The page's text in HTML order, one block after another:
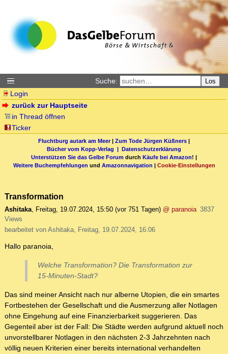
Suche: Los
Login
zurück zur Hauptseite
in Thread öffnen
Ticker
Fluchtburg autark am Meer| Zum Tode Jürgen Küßners |
Bücher vom Kopp-Verlag | Datenschutzerklärung
Unterstützen Sie das Gelbe Forum durch Käufe bei Amazon! |
Weitere Buchempfehlungen und Amazonnavigation | Cookie-Einstellungen
Transformation
Ashitaka, Freitag, 19.07.2024, 15:50 (vor 751 Tagen) @ paranoia 3837
Views
bearbeitet von Ashitaka, Freitag, 19.07.2024, 16:06
Hallo paranoia,
Welche Transformation? Die Transformation zur
15-Minuten-Stadt?
Das sind meiner Ansicht nach nur alberne Utopien, die ein smartes
Fortbestehen der Gesellschaft und die Ausmerzung aller Notlagen
ohne Eingehung auf eine Finanzierbarkeit suggerieren. Das
Gegenteil aber ist der Fall: Die Städte werden aufgrund aktuell noch
unvorstellbarer Notlagen in den nächsten 2-3 Jahrzehnten nach
völlig neuen Kriterien einer bereits international verhandelten